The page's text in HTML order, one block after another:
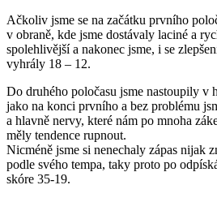
Ačkoliv jsme se na začátku prvního
v obraně, kde jsme dostávaly laciné a
spolehlivější a nakonec jsme, i se
vyhrály 18 – 12.
Do druhého poločasu jsme nastoupily v
jako na konci prvního a bez problému
a hlavně nervy, které nám po mnoha
měly tendence rupnout.
Nicméně jsme si nenechaly zápas nijak
podle svého tempa, taky proto po
skóre 35-19.